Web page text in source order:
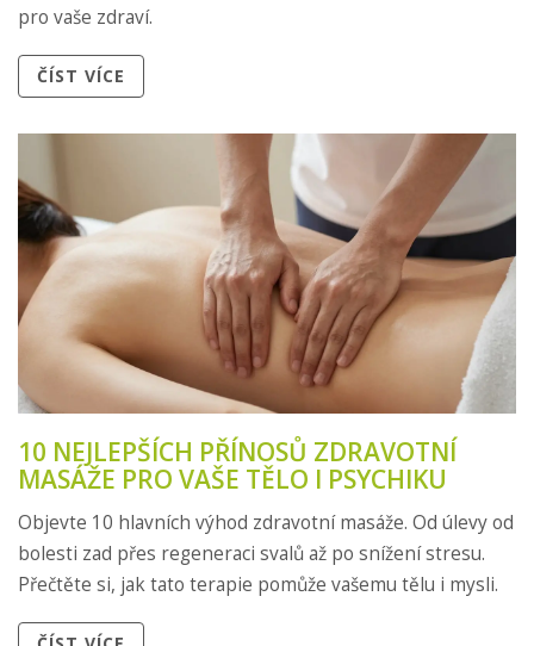
pro vaše zdraví.
ČÍST VÍCE
10 NEJLEPŠÍCH PŘÍNOSŮ ZDRAVOTNÍ
MASÁŽE PRO VAŠE TĚLO I PSYCHIKU
Objevte 10 hlavních výhod zdravotní masáže. Od úlevy od
bolesti zad přes regeneraci svalů až po snížení stresu.
Přečtěte si, jak tato terapie pomůže vašemu tělu i mysli.